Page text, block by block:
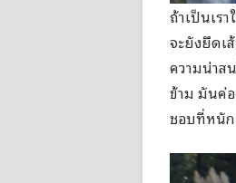
ถ้าเป็นเร
จะยังยึดเ
ความน่าส
ข้าม มันค่
ชอบที่หนัก